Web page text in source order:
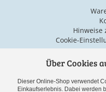
Hinweise
Cookie-
Über Cookies
Dieser Online-Shop verwendet
Einkaufserlebnis. Dabei werden